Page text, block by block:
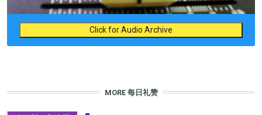
Click for Audio Archive
MORE 每日礼赞